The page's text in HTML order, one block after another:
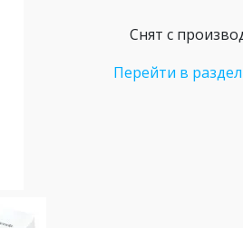
Снят с
Перейти в